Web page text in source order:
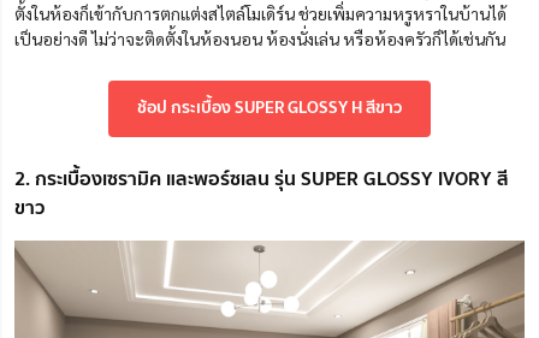
ตั้งในห้องก็เข้ากับการตกแต่งสไตล์โมเดิร์น ช่วยเพิ่มความหรูหราในบ้านได้
เป็นอย่างดี ไม่ว่าจะติดตั้งในห้องนอน ห้องนั่งเล่น หรือห้องครัวก็ได้เช่นกัน
ช้อป กระเบื้อง SUPER GLOSSY H สีขาว
2. กระเบื้องเซรามิค และพอร์ซเลน รุ่น SUPER GLOSSY IVORY สี
ขาว